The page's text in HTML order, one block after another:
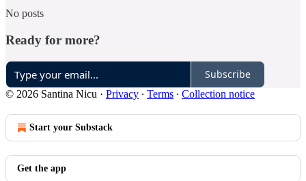
No posts
Ready for more?
Subscribe
© 2026 Santina Nicu · Privacy ∙ Terms ∙ Collection notice
Start your Substack
Get the app